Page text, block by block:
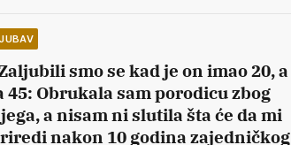
smo se kad je on imao 20, a
45: Obrukala sam porodicu zbog
a nisam ni slutila šta će da mi
nakon 10 godina zajedničkog